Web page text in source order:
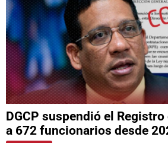
DGCP suspendió el
a 672 funcionarios desde